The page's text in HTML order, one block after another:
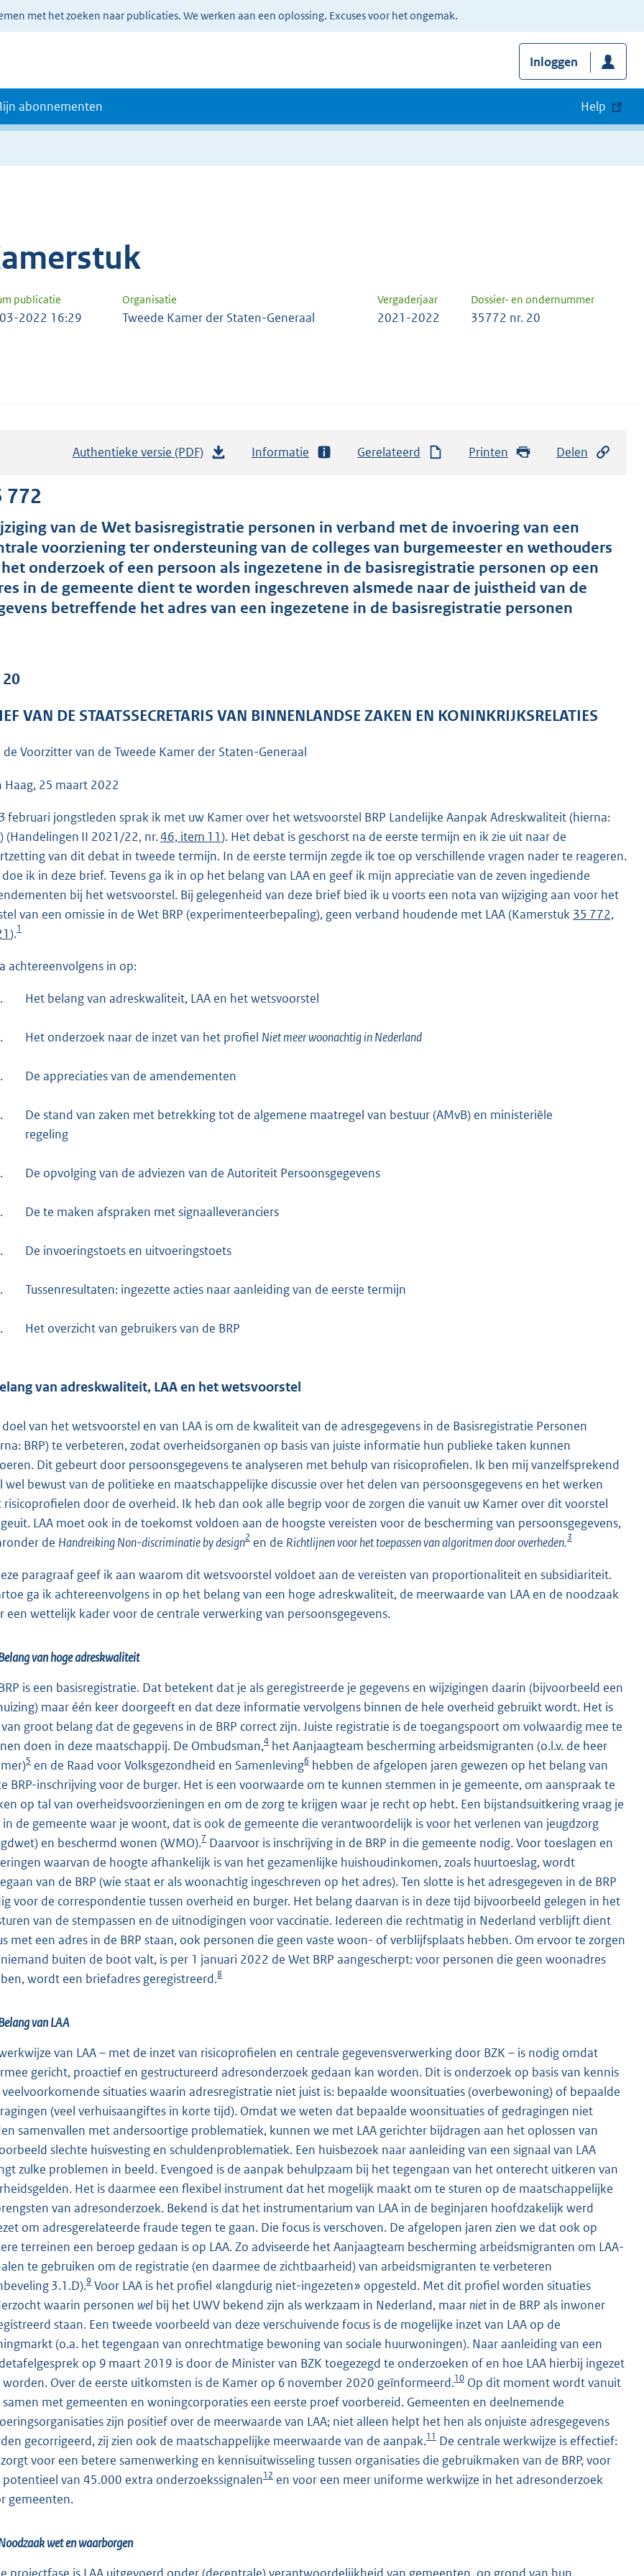
met het zoeken naar publicaties. We werken aan een oplossing. Excuses voor het ongemak.
Inloggen
abonnementen Help
publicatie Organisatie Vergaderjaar Dossier- en ondernummer
2022 16:29 Tweede Kamer der Staten-Generaal 2021-2022 35772 nr. 20
Authentieke versie (PDF)
a
n
d
s
g
e
:
b
Informatie Gerelateerd Printen Delen
772
van de Wet basisregistratie personen in verband met de invoering van een
voorziening ter ondersteuning van de colleges van burgemeester en wethouders
onderzoek of een persoon als ingezetene in de basisregistratie personen op een
in de gemeente dient te worden ingeschreven alsmede naar de juistheid van de
betreffende het adres van een ingezetene in de basisregistratie personen
20
VAN DE STAATSSECRETARIS VAN BINNENLANDSE ZAKEN EN KONINKRIJKSRELATIES
de Voorzitter van de Tweede Kamer der Staten-Generaal
Haag, 25 maart 2022
februari jongstleden sprak ik met uw Kamer over het wetsvoorstel BRP Landelijke Aanpak Adreskwaliteit (hierna:
(Handelingen II 2021/22, nr.46, item 11). Het debat is geschorst na de eerste termijn en ik zie uit naar de
van dit debat in tweede termijn. In de eerste termijn zegde ik toe op verschillende vragen nader te reageren.
ik in deze brief. Tevens ga ik in op het belang van LAA en geef ik mijn appreciatie van de zeven ingediende
bij het wetsvoorstel. Bij gelegenheid van deze brief bied ik u voorts een nota van wijziging aan voor het
van een omissie in de Wet BRP (experimenteerbepaling), geen verband houdende met LAA (Kamerstuk 35 772,
).1
achtereenvolgens in op:
Het belang van adreskwaliteit, LAA en het wetsvoorstel
Het onderzoek naar de inzet van het profiel Niet meer woonachtig in Nederland
De appreciaties van de amendementen
De stand van zaken met betrekking tot de algemene maatregel van bestuur (AMvB) en ministeriële
regeling
De opvolging van de adviezen van de Autoriteit Persoonsgegevens
De te maken afspraken met signaalleveranciers
De invoeringstoets en uitvoeringstoets
Tussenresultaten: ingezette acties naar aanleiding van de eerste termijn
Het overzicht van gebruikers van de BRP
van adreskwaliteit, LAA en het wetsvoorstel
van het wetsvoorstel en van LAA is om de kwaliteit van de adresgegevens in de Basisregistratie Personen
BRP) te verbeteren, zodat overheidsorganen op basis van juiste informatie hun publieke taken kunnen
Dit gebeurt door persoonsgegevens te analyseren met behulp van risicoprofielen. Ik ben mij vanzelfsprekend
wel bewust van de politieke en maatschappelijke discussie over het delen van persoonsgegevens en het werken
risicoprofielen door de overheid. Ik heb dan ook alle begrip voor de zorgen die vanuit uw Kamer over dit voorstel
LAA moet ook in de toekomst voldoen aan de hoogste vereisten voor de bescherming van persoonsgegevens,
de Handreiking Non-discriminatie by design2 en de Richtlijnen voor het toepassen van algoritmen door overheden.3
paragraaf geef ik aan waarom dit wetsvoorstel voldoet aan de vereisten van proportionaliteit en subsidiariteit.
ga ik achtereenvolgens in op het belang van een hoge adreskwaliteit, de meerwaarde van LAA en de noodzaak
een wettelijk kader voor de centrale verwerking van persoonsgegevens.
van hoge adreskwaliteit
is een basisregistratie. Dat betekent dat je als geregistreerde je gegevens en wijzigingen daarin (bijvoorbeeld een
maar één keer doorgeeft en dat deze informatie vervolgens binnen de hele overheid gebruikt wordt. Het is
van groot belang dat de gegevens in de BRP correct zijn. Juiste registratie is de toegangspoort om volwaardig mee te
doen in deze maatschappij. De Ombudsman,4 het Aanjaagteam bescherming arbeidsmigranten (o.l.v. de heer
5 en de Raad voor Volksgezondheid en Samenleving6 hebben de afgelopen jaren gewezen op het belang van
BRP-inschrijving voor de burger. Het is een voorwaarde om te kunnen stemmen in je gemeente, om aanspraak te
op tal van overheidsvoorzieningen en om de zorg te krijgen waar je recht op hebt. Een bijstandsuitkering vraag je
in de gemeente waar je woont, dat is ook de gemeente die verantwoordelijk is voor het verlenen van jeugdzorg
en beschermd wonen (WMO).7 Daarvoor is inschrijving in de BRP in die gemeente nodig. Voor toeslagen en
waarvan de hoogte afhankelijk is van het gezamenlijke huishoudinkomen, zoals huurtoeslag, wordt
van de BRP (wie staat er als woonachtig ingeschreven op het adres). Ten slotte is het adresgegeven in de BRP
voor de correspondentie tussen overheid en burger. Het belang daarvan is in deze tijd bijvoorbeeld gelegen in het
van de stempassen en de uitnodigingen voor vaccinatie. Iedereen die rechtmatig in Nederland verblijft dient
met een adres in de BRP staan, ook personen die geen vaste woon- of verblijfsplaats hebben. Om ervoor te zorgen
buiten de boot valt, is per 1 januari 2022 de Wet BRP aangescherpt: voor personen die geen woonadres
wordt een briefadres geregistreerd.8
van LAA
van LAA – met de inzet van risicoprofielen en centrale gegevensverwerking door BZK – is nodig omdat
gericht, proactief en gestructureerd adresonderzoek gedaan kan worden. Dit is onderzoek op basis van kennis
situaties waarin adresregistratie niet juist is: bepaalde woonsituaties (overbewoning) of bepaalde
(veel verhuisaangiftes in korte tijd). Omdat we weten dat bepaalde woonsituaties of gedragingen niet
samenvallen met andersoortige problematiek, kunnen we met LAA gerichter bijdragen aan het oplossen van
slechte huisvesting en schuldenproblematiek. Een huisbezoek naar aanleiding van een signaal van LAA
zulke problemen in beeld. Evengoed is de aanpak behulpzaam bij het tegengaan van het onterecht uitkeren van
Het is daarmee een flexibel instrument dat het mogelijk maakt om te sturen op de maatschappelijke
van adresonderzoek. Bekend is dat het instrumentarium van LAA in de beginjaren hoofdzakelijk werd
om adresgerelateerde fraude tegen te gaan. Die focus is verschoven. De afgelopen jaren zien we dat ook op
terreinen een beroep gedaan is op LAA. Zo adviseerde het Aanjaagteam bescherming arbeidsmigranten om LAA-
te gebruiken om de registratie (en daarmee de zichtbaarheid) van arbeidsmigranten te verbeteren
3.1.D).9 Voor LAA is het profiel «langdurig niet-ingezeten» opgesteld. Met dit profiel worden situaties
waarin personen wel bij het UWV bekend zijn als werkzaam in Nederland, maar niet in de BRP als inwoner
staan. Een tweede voorbeeld van deze verschuivende focus is de mogelijke inzet van LAA op de
(o.a. het tegengaan van onrechtmatige bewoning van sociale huurwoningen). Naar aanleiding van een
op 9 maart 2019 is door de Minister van BZK toegezegd te onderzoeken of en hoe LAA hierbij ingezet
worden. Over de eerste uitkomsten is de Kamer op 6 november 2020 geïnformeerd.10 Op dit moment wordt vanuit
samen met gemeenten en woningcorporaties een eerste proef voorbereid. Gemeenten en deelnemende
zijn positief over de meerwaarde van LAA; niet alleen helpt het hen als onjuiste adresgegevens
gecorrigeerd, zij zien ook de maatschappelijke meerwaarde van de aanpak.11 De centrale werkwijze is effectief:
voor een betere samenwerking en kennisuitwisseling tussen organisaties die gebruikmaken van de BRP, voor
potentieel van 45.000 extra onderzoekssignalen12 en voor een meer uniforme werkwijze in het adresonderzoek
gemeenten.
wet en waarborgen